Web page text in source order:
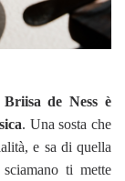
de Ness è
. Una sosta che
e sa di quella
ti mette